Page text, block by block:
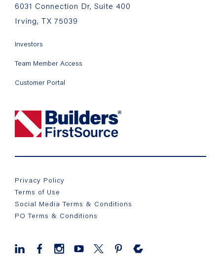
6031 Connection Dr, Suite 400
Irving, TX 75039
Investors
Team Member Access
Customer Portal
Privacy Policy
Terms of Use
Social Media Terms & Conditions
PO Terms & Conditions